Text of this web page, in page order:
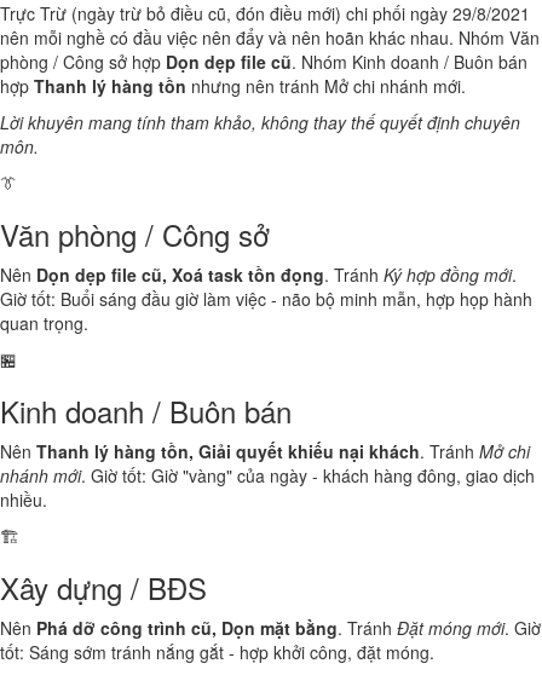
Trực Trừ (ngày trừ bỏ điều cũ, đón điều mới) chi phối ngày 29/8/2021
nên mỗi nghề có đầu việc nên đẩy và nên hoãn khác nhau. Nhóm Văn
phòng / Công sở hợp Dọn dẹp file cũ. Nhóm Kinh doanh / Buôn bán
hợp Thanh lý hàng tồn nhưng nên tránh Mở chi nhánh mới.
Lời khuyên mang tính tham khảo, không thay thế quyết định chuyên
môn.
👔
Văn phòng / Công sở
Nên Dọn dẹp file cũ, Xoá task tồn đọng. Tránh Ký hợp đồng mới.
Giờ tốt: Buổi sáng đầu giờ làm việc - não bộ minh mẫn, hợp họp hành
quan trọng.
🏪
Kinh doanh / Buôn bán
Nên Thanh lý hàng tồn, Giải quyết khiếu nại khách. Tránh Mở chi
nhánh mới. Giờ tốt: Giờ "vàng" của ngày - khách hàng đông, giao dịch
nhiều.
🏗️
Xây dựng / BĐS
Nên Phá dỡ công trình cũ, Dọn mặt bằng. Tránh Đặt móng mới. Giờ
tốt: Sáng sớm tránh nắng gắt - hợp khởi công, đặt móng.